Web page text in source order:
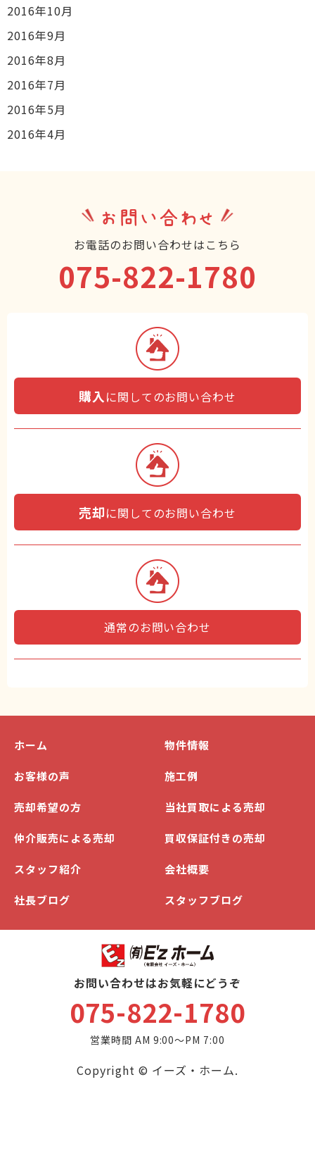
2016年10月
2016年9月
2016年8月
2016年7月
2016年5月
2016年4月
お問い合わせ
お電話のお問い合わせはこちら
075-822-1780
購入 に関してのお問い合わせ
売却に関してのお問い合わせ
通常のお問い合わせ
ホーム 物件情報
お客様の声 施工例
売却希望の方 当社買取による売却
仲介販売による売却 買収保証付きの売却
スタッフ紹介 会社概要
社長ブログ スタッフブログ
お問い合わせはお気軽にどうぞ
075-822-1780
営業時間 AM 9:00～PM 7:00
Copyright © イーズ・ホーム.